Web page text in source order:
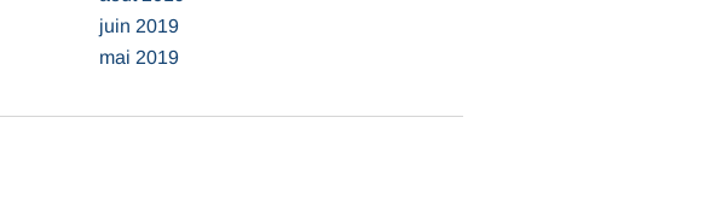
juin 2019
mai 2019